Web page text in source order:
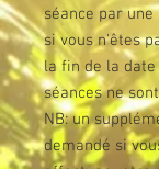
séance par
si vous n'êtes
la fin de la
séances ne
NB: un
demandé si